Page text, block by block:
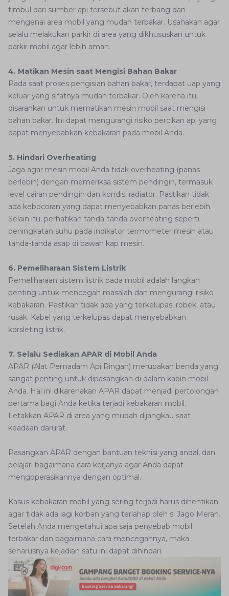
timbul dari sumber api tersebut akan terbang dan
mengenai area mobil yang mudah terbakar. Usahakan agar
selalu melakukan parkir di area yang dikhususkan untuk
parkir mobil agar lebih aman.
4. Matikan Mesin saat Mengisi Bahan Bakar
Pada saat proses pengisian bahan bakar, terdapat uap yang
keluar yang sifatnya mudah terbakar. Oleh karena itu,
disarankan untuk mematikan mesin mobil saat mengisi
bahan bakar. Ini dapat mengurangi risiko percikan api yang
dapat menyebabkan kebakaran pada mobil Anda.
5. Hindari Overheating
Jaga agar mesin mobil Anda tidak overheating (panas
berlebih) dengan memeriksa sistem pendingin, termasuk
level cairan pendingin dan kondisi radiator. Pastikan tidak
ada kebocoran yang dapat menyebabkan panas berlebih.
Selain itu, perhatikan tanda-tanda overheating seperti
peningkatan suhu pada indikator termometer mesin atau
tanda-tanda asap di bawah kap mesin.
6. Pemeliharaan Sistem Listrik
Pemeliharaan sistem listrik pada mobil adalah langkah
penting untuk mencegah masalah dan mengurangi risiko
kebakaran. Pastikan tidak ada yang terkelupas, robek, atau
rusak. Kabel yang terkelupas dapat menyebabkan
korsleting listrik.
7. Selalu Sediakan APAR di Mobil Anda
APAR (Alat Pemadam Api Ringan) merupakan benda yang
sangat penting untuk dipasangkan di dalam kabin mobil
Anda. Hal ini dikarenakan APAR dapat menjadi pertolongan
pertama bagi Anda ketika terjadi kebakaran mobil.
Letakkan APAR di area yang mudah dijangkau saat
keadaan darurat.
Pasangkan APAR dengan bantuan teknisi yang andal, dan
pelajari bagaimana cara kerjanya agar Anda dapat
mengoperasikannya dengan optimal.
Kasus kebakaran mobil yang sering terjadi harus dihentikan
agar tidak ada lagi korban yang terlahap oleh si Jago Merah.
Setelah Anda mengetahui apa saja penyebab mobil
terbakar dan bagaimana cara mencegahnya, maka
seharusnya kejadian satu ini dapat dihindari.